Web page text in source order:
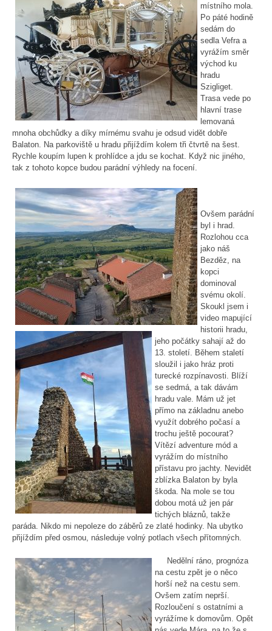
místního mola.
Po páté hodině
sedám do
sedla Vefra a
vyrážím směr
východ ku
hradu
Szigliget.
Trasa vede po
hlavní trase
lemovaná
mnoha obchůdky a díky mírnému svahu je odsud vidět dobře
Balaton. Na parkoviště u hradu přijíždím kolem tři čtvrtě na šest.
Rychle koupím lupen k prohlídce a jdu se kochat. Když nic jiného,
tak z tohoto kopce budou parádní výhledy na focení.
Ovšem parádní
byl i hrad.
Rozlohou cca
jako náš
Bezděz, na
kopci
dominoval
svému okolí.
Skoukl jsem i
video mapující
historii hradu,
jeho počátky sahají až do
13. století. Během staletí
sloužil i jako hráz proti
turecké rozpínavosti. Blíží
se sedmá, a tak dávám
hradu vale. Mám už jet
přímo na základnu anebo
využít dobrého počasí a
trochu ještě pocourat?
Vítězí adventure mód a
vyrážím do místního
přístavu pro jachty. Nevidět
zblízka Balaton by byla
škoda. Na mole se tou
dobou motá už jen pár
tichých bláznů, takže
paráda. Nikdo mi nepoleze do záběrů ze zlaté hodinky. Na ubytko
přijíždím před osmou, následuje volný potlach všech přítomných.
Nedělní ráno, prognóza
na cestu zpět je o něco
horší než na cestu sem.
Ovšem zatím neprší.
Rozloučení s ostatními a
vyrážíme k domovům. Opět